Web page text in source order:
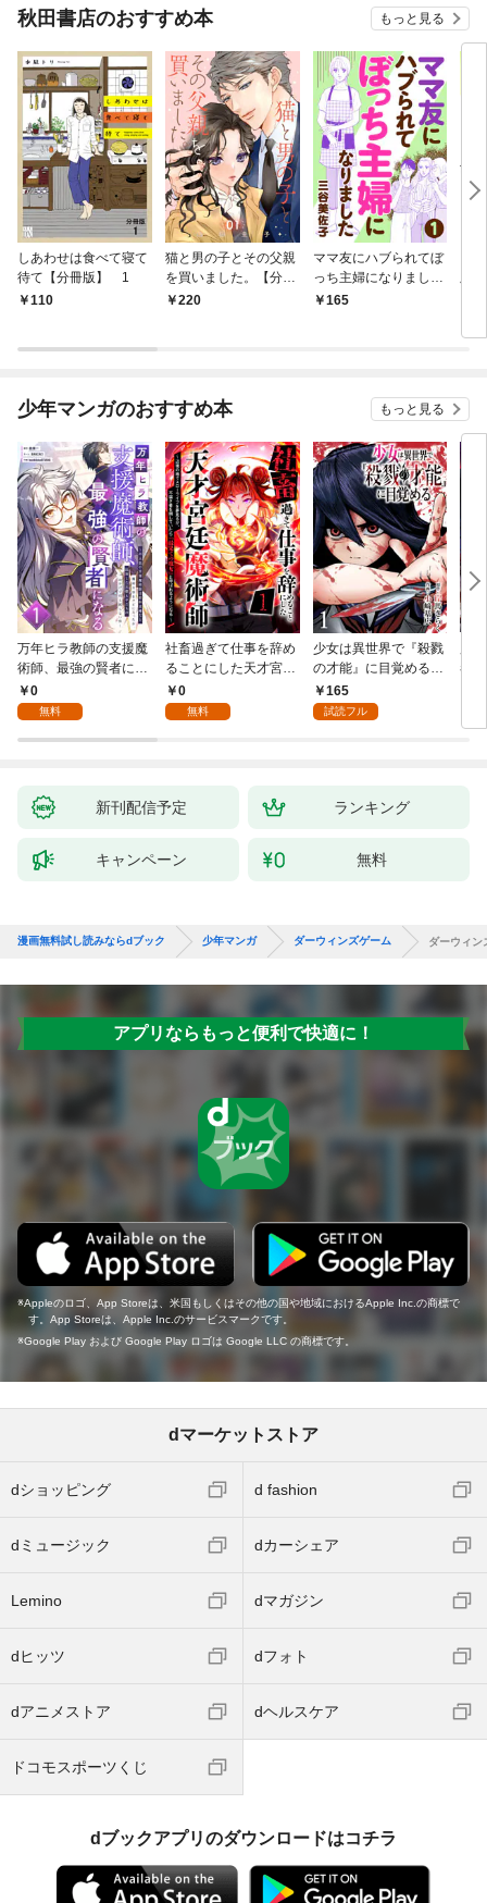
秋田書店のおすすめ本 もっと見る
しあわせは食べて寝て
待て【分冊版】 1
110
猫と男の子とその父親
を買いました。【分冊
版】 1
220
ママ友にハブられてぼ
っち主婦になりました
【分冊版】 1
165
版
少年マンガのおすすめ本 もっと見る
万年ヒラ教師の支援魔
術師、最強の賢者にな
る～不人気の支援魔術
師は給料泥棒だと魔術
が、出世した元教え子
0
無料
社畜過ぎて仕事を辞め
ることにした天才宮廷
魔術師～辺境の地でス
ローライフを夢見る
0
無料
少女は異世界で『殺戮
の才能』に目覚める
(話売り) #1
165
試読フル
者
新刊配信予定 ランキング
キャンペーン 無料
漫画無料試し読みならdブック 少年マンガ ダーウィンズゲーム ダーウィ
アプリならもっと便利で快適に！
Appleのロゴ、App Storeは、米国もしくはその他の国や地域におけるApple Inc.の商標で
す。App Storeは、Apple Inc.のサービスマークです。
Google Play および Google Play ロゴは Google LLC の商標です。
dマーケットストア
dショッピング d fashion
dミュージック dカーシェア
Lemino dマガジン
dヒッツ dフォト
dアニメストア dヘルスケア
ドコモスポーツくじ
dブックアプリのダウンロードはコチラ